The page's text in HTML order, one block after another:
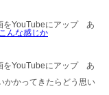
をYouTubeにアップ あ
んな感じか
をYouTubeにアップ あ
かかってきたらどう思い